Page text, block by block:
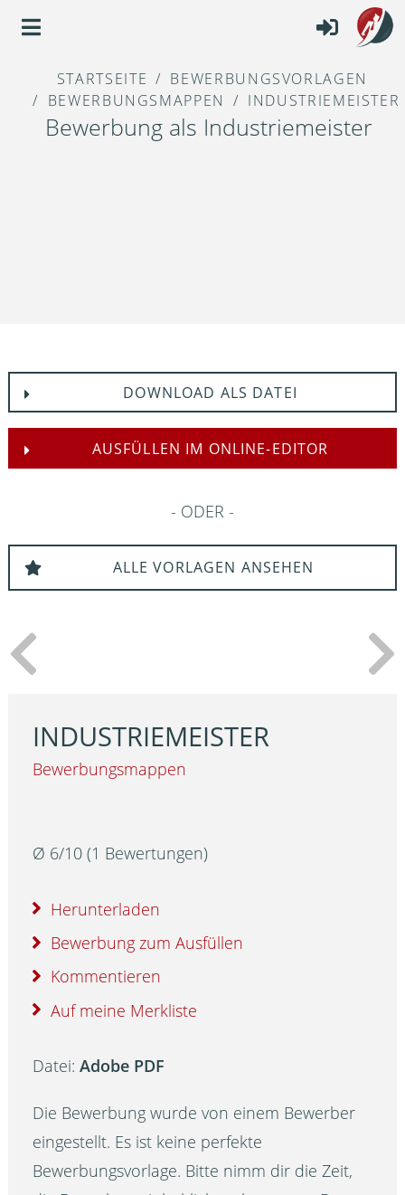
STARTSEITE
BEWERBUNGSVORLAGEN
BEWERBUNGSMAPPEN
INDUSTRIEMEISTER
Bewerbung als Industriemeister
DOWNLOAD ALS DATEI
AUSFÜLLEN IM ONLINE-EDITOR
ODER
ALLE VORLAGEN ANSEHEN
INDUSTRIEMEISTER
Bewerbungsmappen
Ø 6/10 (1 Bewertungen)
Herunterladen
Bewerbung zum Ausfüllen
Kommentieren
Auf meine Merkliste
Datei:Adobe PDF
Die Bewerbung wurde von einem Bewerber
eingestellt. Es ist keine perfekte
Bewerbungsvorlage. Bitte nimm dir die Zeit,